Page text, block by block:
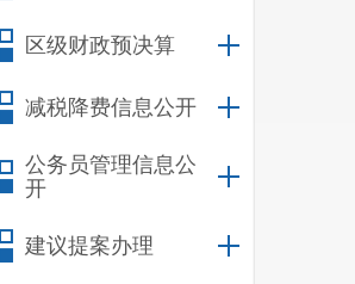
区级财政预决算
减税降费信息公开
公务员管理信息公
开
建议提案办理